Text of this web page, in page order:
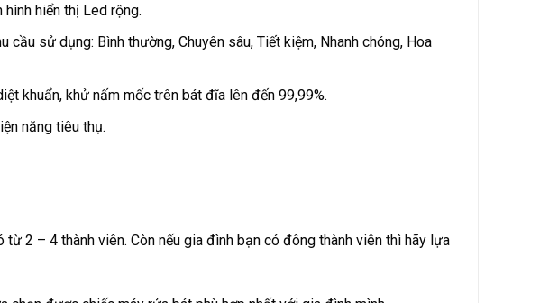
hiển thị Led rộng.
sử dụng: Bình thường, Chuyên sâu, Tiết kiệm, Nhanh chóng, Hoa
khuẩn, khử nấm mốc trên bát đĩa lên đến 99,99%.
năng tiêu thụ.
2 – 4 thành viên. Còn nếu gia đình bạn có đông thành viên thì hãy lựa